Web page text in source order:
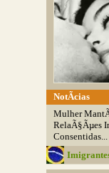
NotÃ­cias
Mulher
RelaÃ§Ãµes
Consentidas...